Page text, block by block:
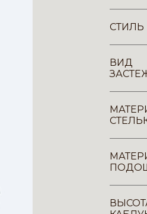
СТИЛЬ
ВИД